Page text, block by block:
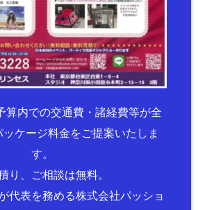
算内での交通費・諸経費等が全
ケージ料金をご提案いたしま
す。
り、ご相談は無料。
代表を務める株式会社パッショ